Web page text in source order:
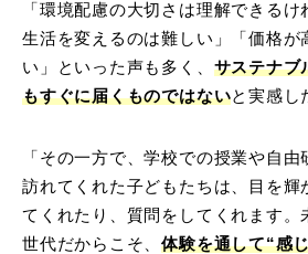
「環境配慮の大切さは理解できる
生活を変えるのは難しい」「価格が
い」といった声も多く、 サステナブ
もすぐに届くものではないと実感し
「その一方で、学校での授業や自
訪れてくれた子どもたちは、目を輝
てくれたり、質問をしてくれます。
世代だからこそ、体験を通して“感